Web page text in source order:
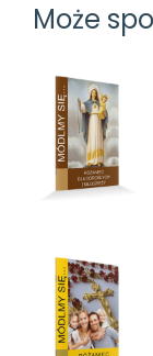
Może